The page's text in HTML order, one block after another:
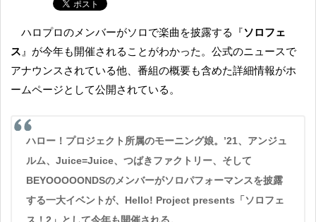
ハロプロのメンバーがソロで楽曲を披露する『ソロフェ
ス 』が今年も開催されることがわかった。公式のニュースで
アナウンスされている他、番組の概要も含めた詳細情報がホ
ームページとして公開されている。
ハロー！プロジェクト所属のモーニング娘。’21、アンジュ
ルム、Juice=Juice、つばきファクトリー、そして
BEYOOOOONDSのメンバーがソロパフォーマンスを披露
する一大イベントが、Hello! Project presents「ソロフェ